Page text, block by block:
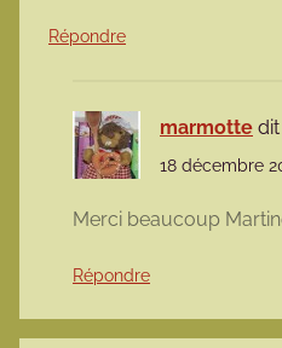
Répondre
marmotte dit
18 décembre
Merci beaucoup
Répondre